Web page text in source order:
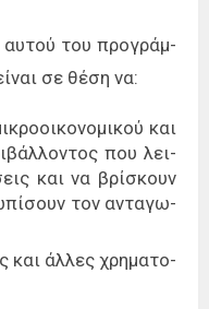
του προ­γράμ­
σε θέση να:
και
που λει­
και να βρί­σκουν
τον αντα­γω­
και άλ­λες χρη­μα­το­